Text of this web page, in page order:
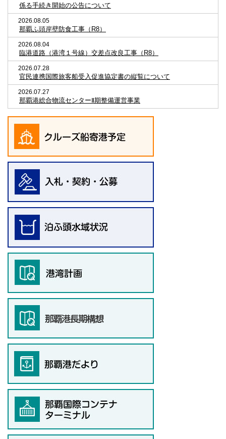
係る手続き開始の公告について
2026.08.05
那覇ふ頭岸壁防食工事（R8）
2026.08.04
臨港道路（港湾１号線）交差点改良工事（R8）
2026.07.28
官民連携国際旅客船受入促進協定書の縦覧について
2026.07.27
那覇港総合物流センターⅡ期整備運営事業